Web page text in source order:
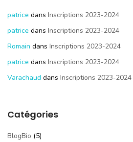
patrice dans Inscriptions 2023-2024
patrice dans Inscriptions 2023-2024
Romain dans Inscriptions 2023-2024
patrice dans Inscriptions 2023-2024
Varachaud dans Inscriptions 2023-2024
Catégories
BlogBio (5)